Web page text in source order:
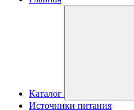
Каталог
Источники питания